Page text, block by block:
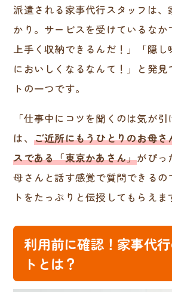
派遣される家事代行スタッフは、
かり。サービスを受けているなか
上手く収納できるんだ！」「隠し
においしくなるなんて！」と発見
トの一つです。
「仕事中にコツを聞くのは気が
は、 ご近所にもうひとりのお母
スである「東京かあさん」がぴ
母さんと話す感覚で質問できるの
トをたっぷりと伝授してもらえま
利用前に確認！家事代
トとは？